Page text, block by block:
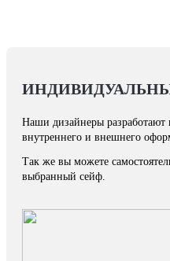
Наши дизайнеры разработают
внутреннего и внешнего
Так же вы можете
выбранный сейф.